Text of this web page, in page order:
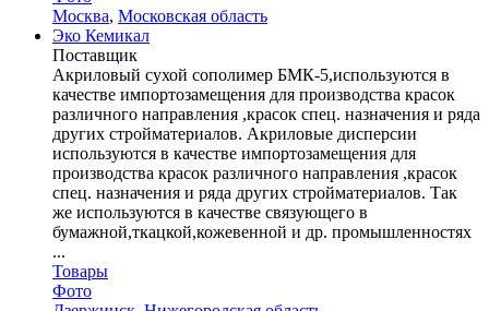
Москва, Московская область
Эко Кемикал
Поставщик
Акриловый сухой сополимер БМК-5,используются в
качестве импортозамещения для производства красок
различного направления ,красок спец. назначения и ряда
других стройматериалов. Акриловые дисперсии
используются в качестве импортозамещения для
производства красок различного направления ,красок
спец. назначения и ряда других стройматериалов. Так
же используются в качестве связующего в
бумажной,ткацкой,кожевенной и др. промышленностях
...
Товары
Фото